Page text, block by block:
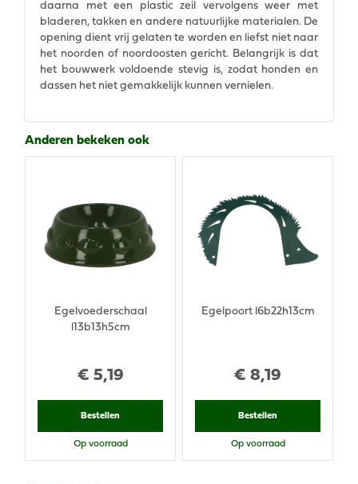
daarna met een plastic zeil vervolgens weer met
bladeren, takken en andere natuurlijke materialen. De
opening dient vrij gelaten te worden en liefst niet naar
het noorden of noordoosten gericht. Belangrijk is dat
het bouwwerk voldoende stevig is, zodat honden en
dassen het niet gemakkelijk kunnen vernielen.
Anderen bekeken ook
€ 5,19
Egelvoederschaal
l13b13h5cm
Bestellen
Op voorraad
€ 8,19
Egelpoort l6b22h13cm
Bestellen
Op voorraad